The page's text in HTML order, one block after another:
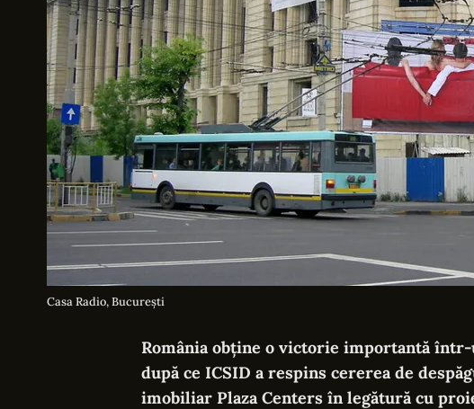
Casa Radio, București
România obține o victorie importantă
după ce ICSID a respins cererea de
imobiliar Plaza Centers în legătură cu